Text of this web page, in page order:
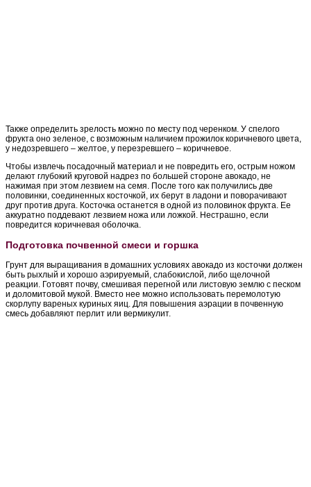
Также определить зрелость можно по месту под черенком. У спелого
фрукта оно зеленое, с возможным наличием прожилок коричневого цвета,
у недозревшего – желтое, у перезревшего – коричневое.
Чтобы извлечь посадочный материал и не повредить его, острым ножом
делают глубокий круговой надрез по большей стороне авокадо, не
нажимая при этом лезвием на семя. После того как получились две
половинки, соединенных косточкой, их берут в ладони и поворачивают
друг против друга. Косточка останется в одной из половинок фрукта. Ее
аккуратно поддевают лезвием ножа или ложкой. Нестрашно, если
повредится коричневая оболочка.
Подготовка почвенной смеси и горшка
Грунт для выращивания в домашних условиях авокадо из косточки должен
быть рыхлый и хорошо аэрируемый, слабокислой, либо щелочной
реакции. Готовят почву, смешивая перегной или листовую землю с песком
и доломитовой мукой. Вместо нее можно использовать перемолотую
скорлупу вареных куриных яиц. Для повышения аэрации в почвенную
смесь добавляют перлит или вермикулит.